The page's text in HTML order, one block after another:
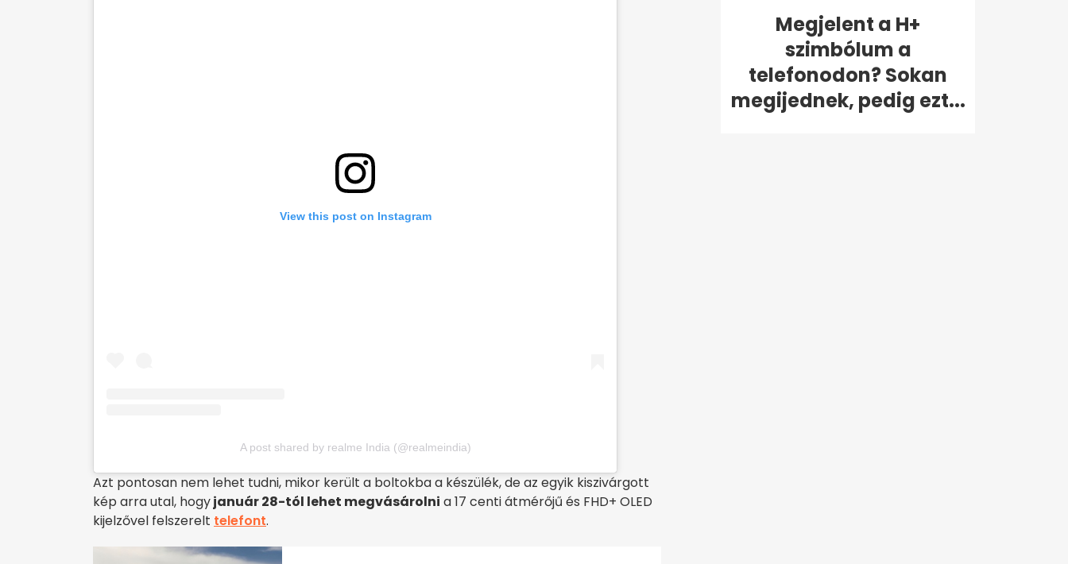
View this post on Instagram
A post shared by realme India (@realmeindia)
Azt pontosan nem lehet tudni, mikor került a boltokba a készülék, de az egyik kiszivárgott
kép arra utal, hogyjanuár 28-tól lehet megvásárolni a 17 centi átmérőjű és FHD+ OLED
kijelzővel felszerelt telefont.
Megjelent a H+
szimbólum a
telefonodon? Sokan
megijednek, pedig ezt...